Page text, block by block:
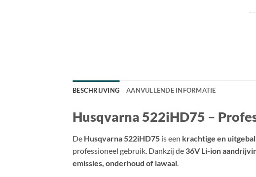
BESCHRIJVING AANVULLENDE INFORMATIE
Husqvarna 522iHD75 –
De Husqvarna 522iHD75 is een krachtige en
professioneel gebruik. Dankzij de 36V Li-ion
emissies, onderhoud of lawaai.